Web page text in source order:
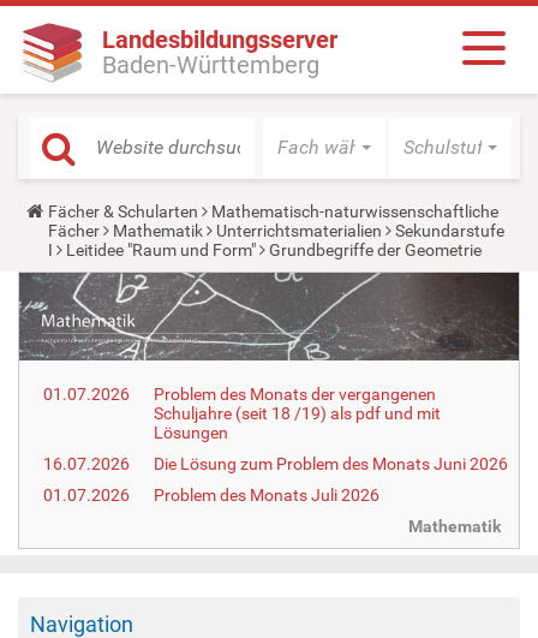
Landesbildungsserver
Baden-Württemberg
Fach wählen Schulstufe
Y
o
u
a
r
e
h
e
r
:
Fächer & Schularten
Mathematisch-naturwissenschaftliche
Fächer
Mathematik Unterrichtsmaterialien
Sekundarstufe
I
Leitidee "Raum und Form" Grundbegriffe der Geometrie
01.07.2026
Problem des Monats der vergangenen
Schuljahre (seit 18 /19) als pdf und mit
Lösungen
16.07.2026
Die Lösung zum Problem des Monats Juni 2026
01.07.2026
Problem des Monats Juli 2026
Mathematik
Navigation